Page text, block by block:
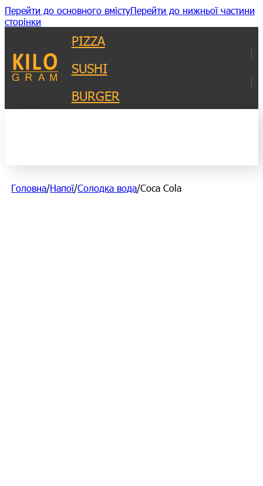
Перейти до основного вмістуПерейти до нижньої частини
сторінки
PIZZA
SUSHI
BURGER
Головна/Напої/Солодка вода/Coca Cola